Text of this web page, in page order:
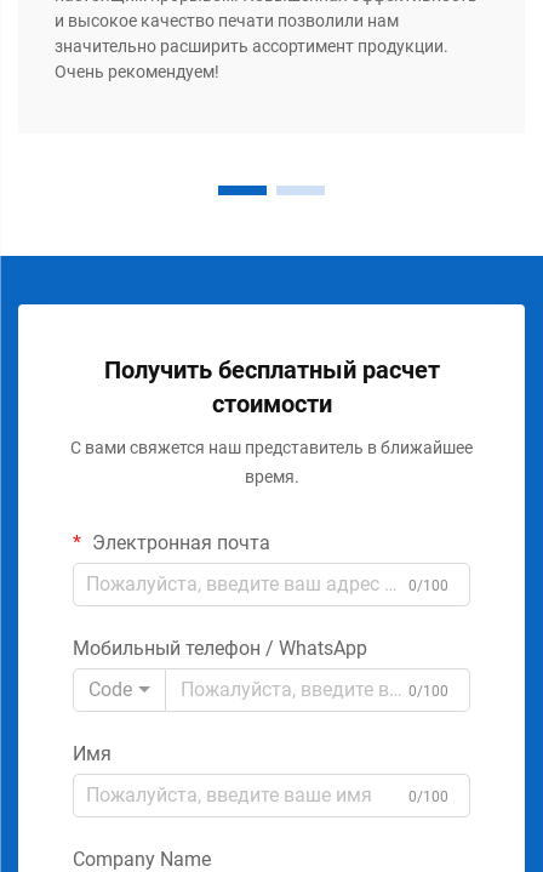
и высокое качество печати позволили нам
значительно расширить ассортимент продукции.
Очень рекомендуем!
Получить бесплатный расчет
стоимости
С вами свяжется наш представитель в ближайшее
время.
Электронная почта
0/100
Мобильный телефон / WhatsApp
Code
0/100
Имя
0/100
Company Name